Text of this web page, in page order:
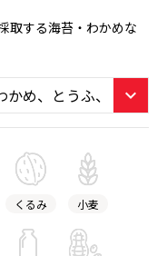
取する海苔・わかめな
くるみ 小麦